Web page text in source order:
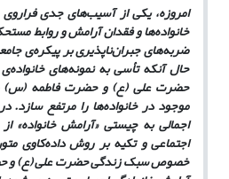
امروزه، یکی از آسیب‌های جدی فراروی
خانواده‌ها و فقدان آرامش و روابط
ضربه‌های جبران‌ناپذیری بر پیکره‌ی
حال آنکه تأسی به نمونه‌های
حضرت علی (ع) و حضرت فاطمه (س)
موجود در خانواده‌ها را مرتفع سازد.
اجمالی به چیستی «آرامش خانواده»
اجتماعی و تکیه بر روش داده‌کاوی
خصوص سبک زندگی حضرت علی (ع) و